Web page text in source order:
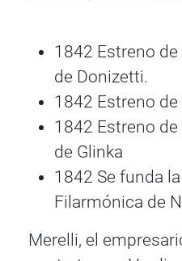
1842 Estreno
de Donizetti.
1842 Estreno
1842 Estreno
de Glinka
1842 Se funda
Filarmónica de
Merelli, el